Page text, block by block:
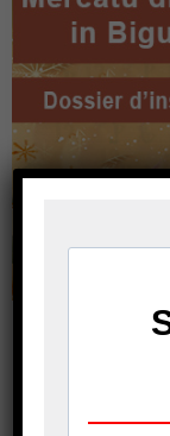
Mercatu di